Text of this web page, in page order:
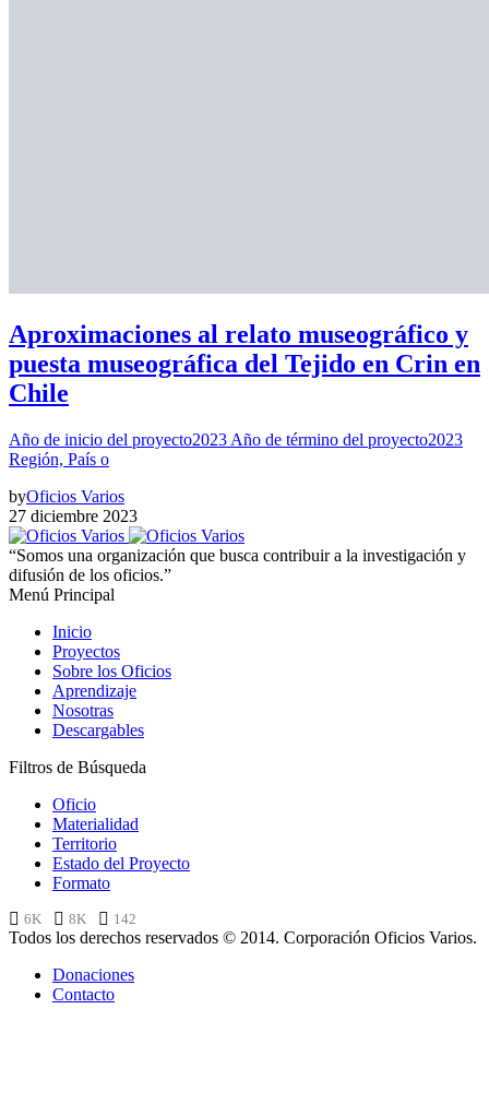
Aproximaciones al relato museográfico y
puesta museográfica del Tejido en Crin en
Chile
Año de inicio del proyecto2023 Año de término del proyecto2023
Región, País o
byOficios Varios
27 diciembre 2023
“Somos una organización que busca contribuir a la investigación y
difusión de los oficios.”
Menú Principal
Inicio
Proyectos
Sobre los Oficios
Aprendizaje
Nosotras
Descargables
Filtros de Búsqueda
Oficio
Materialidad
Territorio
Estado del Proyecto
Formato
6K 8K 142
Todos los derechos reservados © 2014. Corporación Oficios Varios.
Donaciones
Contacto